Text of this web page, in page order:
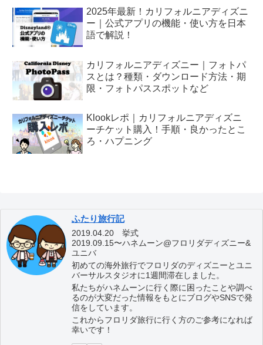
2025年最新！カリフォルニアディズニ
ー｜公式アプリの機能・使い方を日本
語で解説！
カリフォルニアディズニー｜フォトパ
スとは？種類・ダウンロード方法・期
限・フォトパススポットなど
Klookレポ｜カリフォルニアディズニ
ーチケット購入！手順・良かったとこ
ろ・ハプニング
ふたり旅行記
2019.04.20 挙式
2019.09.15〜ハネムーン@フロリダディズニー&
ユニバ
初めての海外旅行でフロリダのディズニーとユニ
バーサルスタジオに1週間滞在しました。
私たちがハネムーンに行く際に困ったことや調べ
るのが大変だった情報をもとにブログやSNSで発
信をしています。
これからフロリダ旅行に行く方のご参考になれば
幸いです！